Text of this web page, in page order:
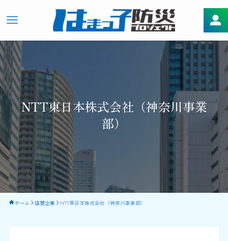
NTT東日本株式会社（神奈川事業
部）
ホーム 協賛企業 NTT東日本株式会社（神奈川事業部）